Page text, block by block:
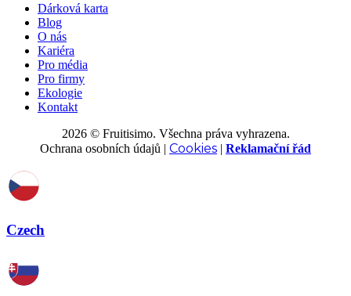
Dárková karta
Blog
O nás
Kariéra
Pro média
Pro firmy
Ekologie
Kontakt
2026 © Fruitisimo. Všechna práva vyhrazena.
Ochrana osobních údajů | Cookies | Reklamační řád
Czech